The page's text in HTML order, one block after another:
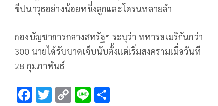
ขีปนาวุธอย่างน้อยหนึ่งลูกและโดรนหลายลำ
กองบัญชาการกลางสหรัฐฯ ระบุว่า ทหารอเมริกันกว่า
300 นายได้รับบาดเจ็บนับตั้งแต่เริ่มสงครามเมื่อวันที่
28 กุมภาพันธ์
F T C Li